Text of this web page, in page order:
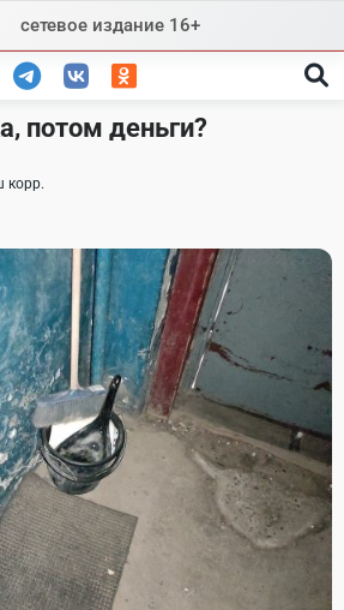
сетевое издание 16+
потом деньги?
корр.